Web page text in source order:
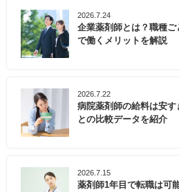
2026.7.24
企業薬剤師とは？職種
で働くメリットを解説
2026.7.22
病院薬剤師の給料は安
との比較データを紹介
2026.7.15
薬剤師1年目で転職は可